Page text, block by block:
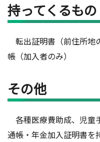
持ってくるもの
転出証明書（前住所地
帳（加入者のみ）
その他
各種医療費助成、児童
通帳・年金加入証明書を